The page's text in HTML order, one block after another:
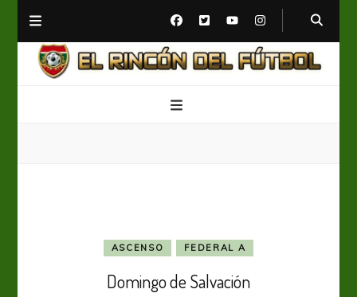
ASCENSO FEDERAL A
Domingo de Salvación